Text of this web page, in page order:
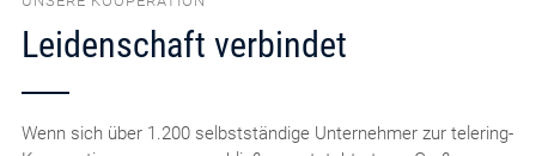
Leidenschaft verbindet
Wenn sich über 1.200 selbstständige Unternehmer zur telering-